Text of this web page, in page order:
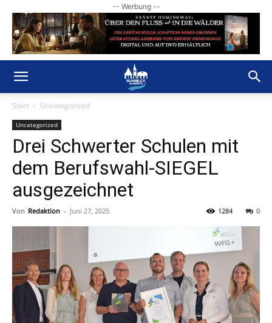
-- Werbung --
Start Uncategorized
Uncategorized
Drei Schwerter Schulen mit
dem Berufswahl-SIEGEL
ausgezeichnet
Von Redaktion - Juni 27, 2025 0
1284